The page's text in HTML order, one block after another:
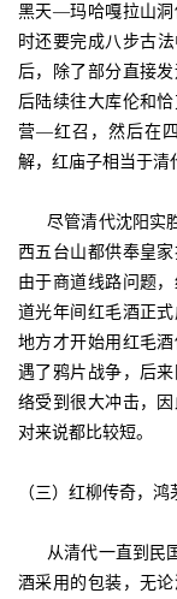
黑天—玛哈嘎拉山洞
时还要完成八步古
后，除了部分直接
后陆续往大库伦和
营—红召，然后在
解，红庙子相当于清
尽管清代沈阳实胜
西五台山都供奉皇
由于商道线路问题
道光年间红毛酒正
地方才开始用红毛
遇了鸦片战争，后
络受到很大冲击，
对来说都比较短。
（三）红柳传奇，
从清代一直到民国
酒采用的包装，无